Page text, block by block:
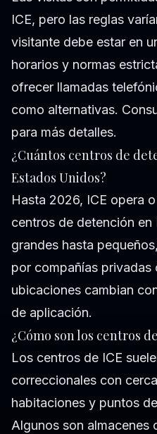
ICE, pero las reglas
visitante debe estar en
horarios y normas
ofrecer llamadas
como alternativas.
para más detalles.
¿Cuántos centros de
Estados Unidos?
Hasta 2026, ICE opera
centros de detención en
grandes hasta
por compañías privadas
ubicaciones cambian
de aplicación.
¿Cómo son los centros
Los centros de ICE
correccionales con
habitaciones y puntos
Algunos son almacenes